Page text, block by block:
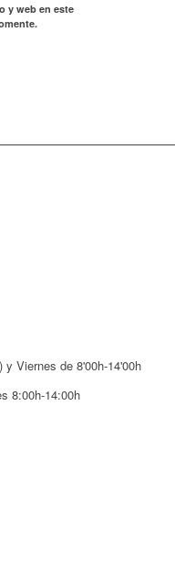
y web en este
y Viernes de 8'00h-14'00h
8:00h-14:00h